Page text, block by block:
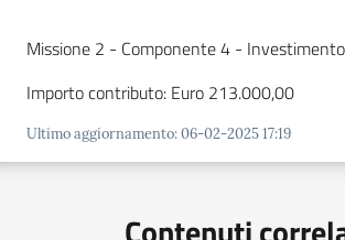
Servizi
on-
Missione 2 - Componente 4 -
Importo contributo: Euro 213.000,00
Ultimo aggiornamento:06-02-2025 17:19